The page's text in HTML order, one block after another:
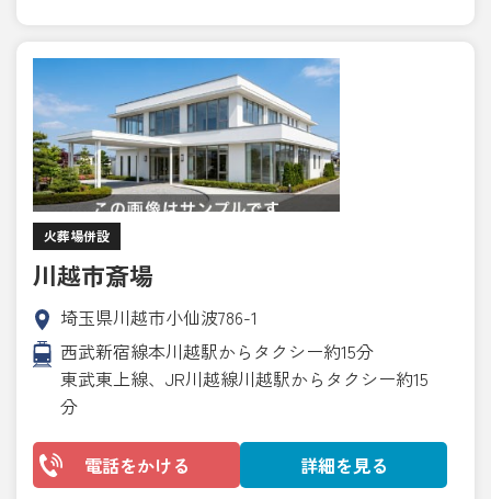
火葬場併設
川越市斎場
埼玉県川越市小仙波786-1
西武新宿線本川越駅からタクシー約15分
東武東上線、JR川越線川越駅からタクシー約15
分
電話をかける 詳細を見る